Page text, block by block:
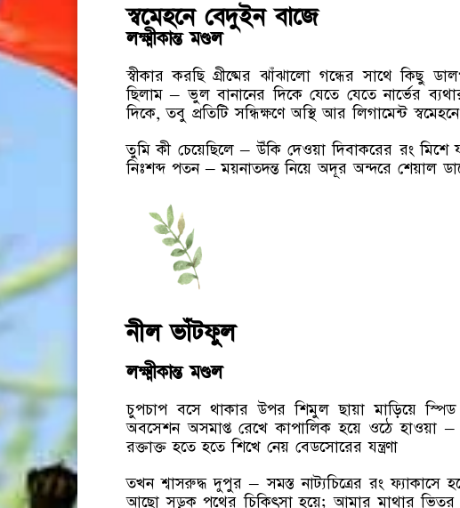
স্বমেহনে বেদুইন বাজে
লক্ষ্মীকান্ত মণ্ডল
স্বীকার করছি গ্রীষ্মের ঝাঁঝালো গন্ধের সাথে কিছু
ছিলাম – ভুল বানানের দিকে যেতে যেতে নার্ভের
দিকে, তবু প্রতিটি সন্ধিক্ষণে অস্থি আর লিগামেন্ট
তুমি কী চেয়েছিলে – উঁকি দেওয়া দিবাকরের রং
নিঃশব্দ পতন – ময়নাতদন্ত নিয়ে অদূর অন্দরে শেয়াল
নীল ভাঁটফুল
লক্ষ্মীকান্ত মণ্ডল
চুপচাপ বসে থাকার উপর শিমুল ছায়া মাড়িয়ে
অবসেশন অসমাপ্ত রেখে কাপালিক হয়ে ওঠে হাওয়া
রক্তাক্ত হতে হতে শিখে নেয় বেডসোরের যন্ত্রণা
তখন শ্বাসরুদ্ধ দুপুর – সমস্ত নাট্যচিত্রের রং
আছো সড়ক পথের চিকিৎসা হয়ে; আমার মাথার